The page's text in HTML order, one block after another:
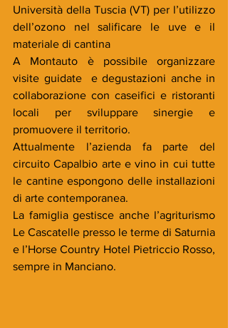
Università della Tuscia (VT) per l’utilizzo
dell’ozono nel salificare le uve e il
materiale di cantina
A Montauto è possibile organizzare
visite guidate  e degustazioni anche in
collaborazione con caseifici e ristoranti
locali per sviluppare sinergie e
promuovere il territorio.
Attualmente l’azienda fa parte del
circuito Capalbio arte e vino in cui tutte
le cantine espongono delle installazioni
di arte contemporanea.
La famiglia gestisce anche l’agriturismo
Le Cascatelle presso le terme di Saturnia
e l’Horse Country Hotel Pietriccio Rosso,
sempre in Manciano.